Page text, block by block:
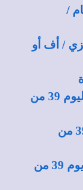
/
/ أف أو
مرد مزمور ليلة عيد الصعود إلى اليوم 39 من
مرد إنجيل عيد الصعود حتى يوم 39 من
اسبسمس آدام عيد الصعود حتى يوم 39 من